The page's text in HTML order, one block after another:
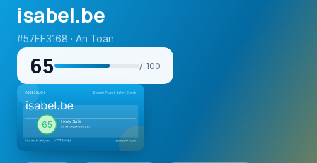
isabel.be
#57FF3168 · An Toàn
65 / 100